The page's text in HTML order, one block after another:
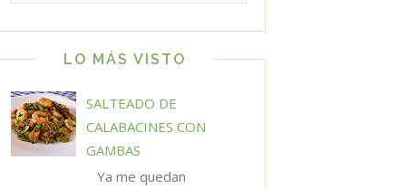
LO MÁS VISTO
SALTEADO DE
CALABACINES CON
GAMBAS
Ya me quedan